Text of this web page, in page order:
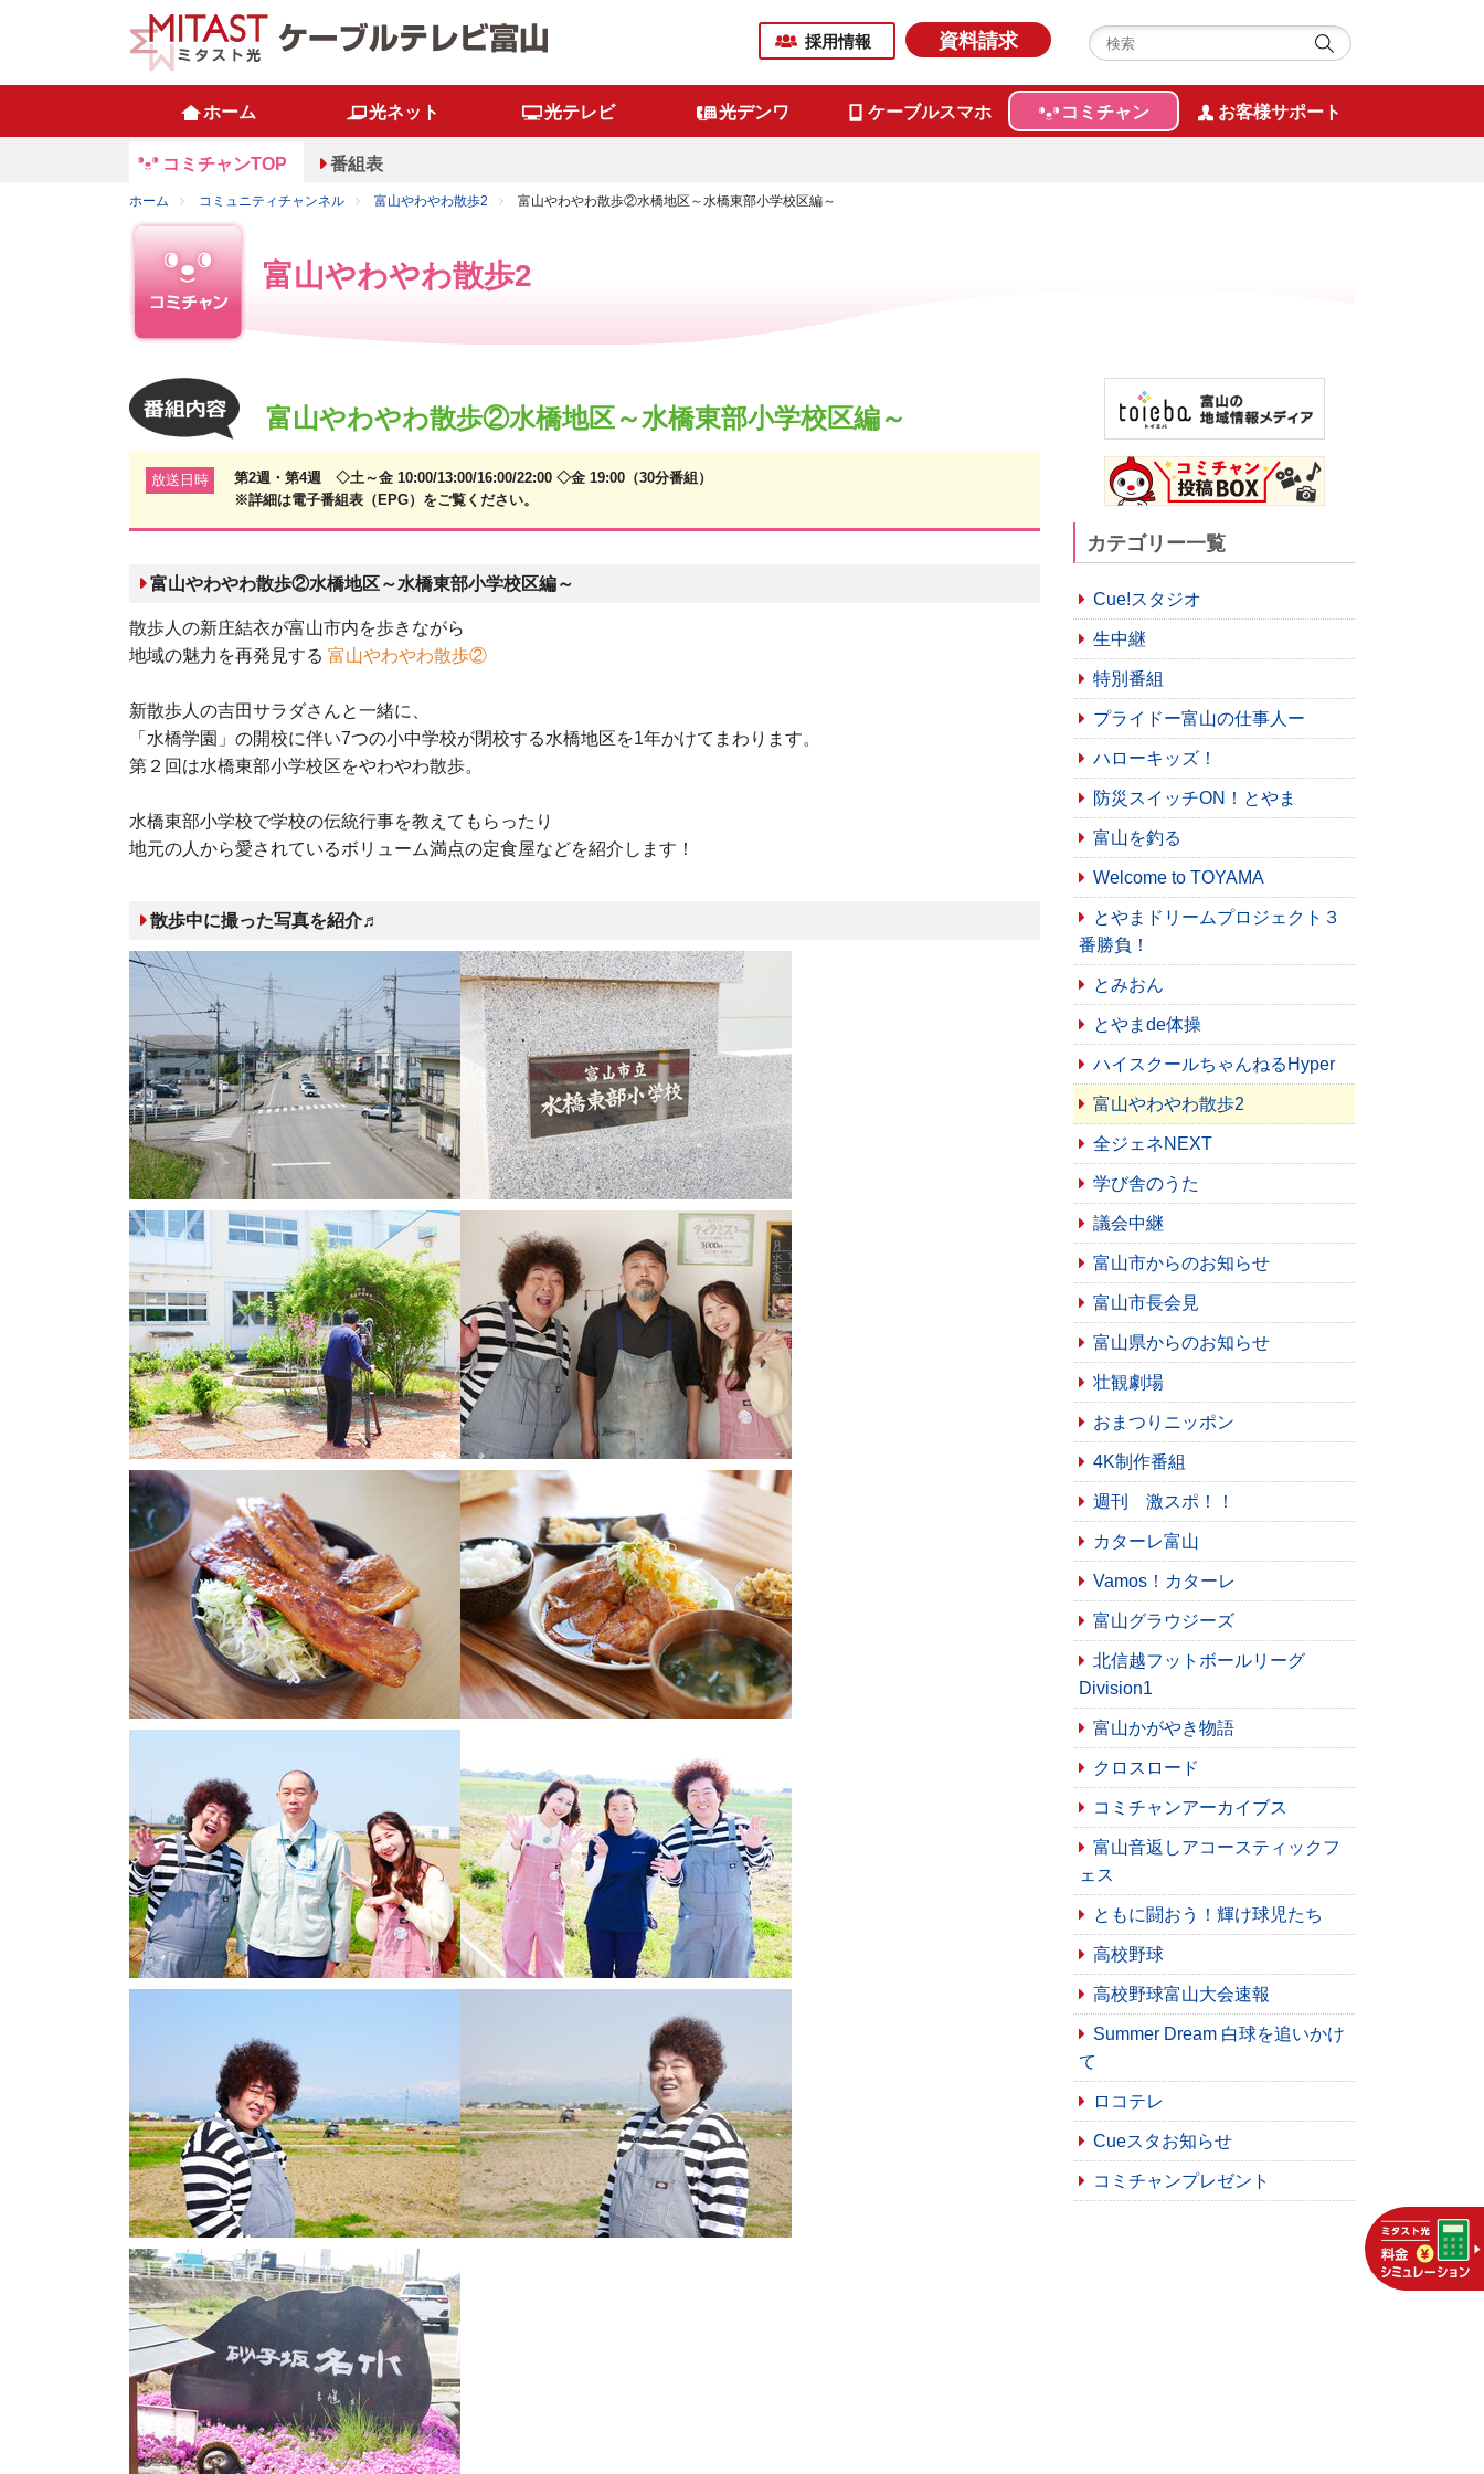
採用情報 資料請求
ホーム 光ネット 光テレビ 光デンワ ケーブルスマホ コミチャン お客様サポート
コミチャンTOP 番組表
ホーム コミュニティチャンネル 富山やわやわ散歩2 富山やわやわ散歩②水橋地区～水橋東部小学校区編～
富山やわやわ散歩2
富山やわやわ散歩②水橋地区～水橋東部小学校区編～
放送日時
第2週・第4週 ◇土～金 10:00/13:00/16:00/22:00 ◇金 19:00（30分番組）
※詳細は電子番組表（EPG）をご覧ください。
富山やわやわ散歩②水橋地区～水橋東部小学校区編～
散歩人の新庄結衣が富山市内を歩きながら
地域の魅力を再発見する 富山やわやわ散歩②
新散歩人の吉田サラダさんと一緒に、
「水橋学園」の開校に伴い7つの小中学校が閉校する水橋地区を1年かけてまわります。
第２回は水橋東部小学校区をやわやわ散歩。
水橋東部小学校で学校の伝統行事を教えてもらったり
地元の人から愛されているボリューム満点の定食屋などを紹介します！
散歩中に撮った写真を紹介♬
カテゴリー一覧
Cue!スタジオ
生中継
特別番組
プライドー富山の仕事人ー
ハローキッズ！
防災スイッチON！とやま
富山を釣る
Welcome to TOYAMA
とやまドリームプロジェクト３
番勝負！
とみおん
とやまde体操
ハイスクールちゃんねるHyper
富山やわやわ散歩2
全ジェネNEXT
学び舎のうた
議会中継
富山市からのお知らせ
富山市長会見
富山県からのお知らせ
壮観劇場
おまつりニッポン
4K制作番組
週刊 激スポ！！
カターレ富山
Vamos！カターレ
富山グラウジーズ
北信越フットボールリーグ
Division1
富山かがやき物語
クロスロード
コミチャンアーカイブス
富山音返しアコースティックフ
ェス
ともに闘おう！輝け球児たち
高校野球
高校野球富山大会速報
Summer Dream 白球を追いかけ
て
ロコテレ
Cueスタお知らせ
コミチャンプレゼント